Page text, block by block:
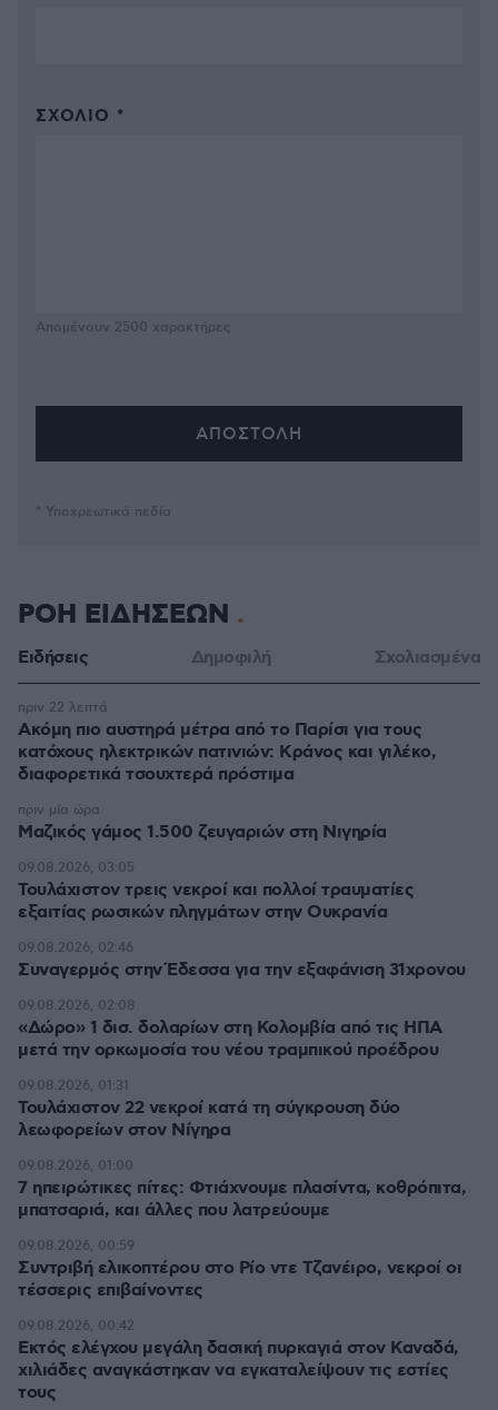
ΣΧΌΛΙΟ *
Απομένουν 2500 χαρακτήρες
* Υποχρεωτικά πεδία
ΡΟΗ ΕΙΔΗΣΕΩΝ
Ειδήσεις Δημοφιλή Σχολιασμένα
Ακόμη πιο αυστηρά μέτρα από το Παρίσι για τους
κατόχους ηλεκτρικών πατινιών: Κράνος και γιλέκο,
διαφορετικά τσουχτερά πρόστιμα
πριν 22 λεπτά
Μαζικός γάμος 1.500 ζευγαριών στη Νιγηρία
πριν μία ώρα
Τουλάχιστον τρεις νεκροί και πολλοί τραυματίες
εξαιτίας ρωσικών πληγμάτων στην Ουκρανία
09.08.2026, 03:05
Συναγερμός στην Έδεσσα για την εξαφάνιση 31χρονου
09.08.2026, 02:46
«Δώρο» 1 δισ. δολαρίων στη Κολομβία από τις ΗΠΑ
μετά την ορκωμοσία του νέου τραμπικού προέδρου
09.08.2026, 02:08
Τουλάχιστον 22 νεκροί κατά τη σύγκρουση δύο
λεωφορείων στον Νίγηρα
09.08.2026, 01:31
7 ηπειρώτικες πίτες: Φτιάχνουμε πλασίντα, κοθρόπιτα,
μπατσαριά, και άλλες που λατρεύουμε
09.08.2026, 01:00
Συντριβή ελικοπτέρου στο Ρίο ντε Τζανέιρο, νεκροί οι
τέσσερις επιβαίνοντες
09.08.2026, 00:59
Εκτός ελέγχου μεγάλη δασική πυρκαγιά στον Καναδά,
χιλιάδες αναγκάστηκαν να εγκαταλείψουν τις εστίες
τους
09.08.2026, 00:42